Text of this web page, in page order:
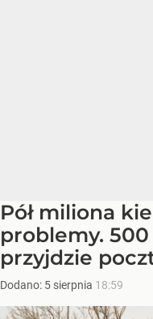
Pół miliona
problemy. 500
przyjdzie
Dodano: 5 sierpnia 18:59